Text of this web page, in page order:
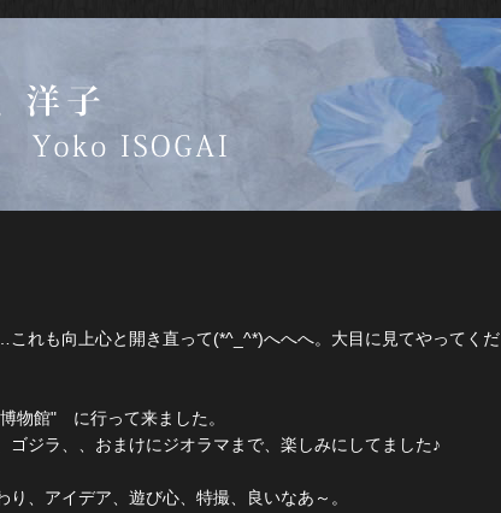
れも向上心と開き直って(*^_^*)へへへ。大目に見てやってくだ
物館" に行って来ました。
ゴジラ、、おまけにジオラマまで、楽しみにしてました♪
、アイデア、遊び心、特撮、良いなあ～。